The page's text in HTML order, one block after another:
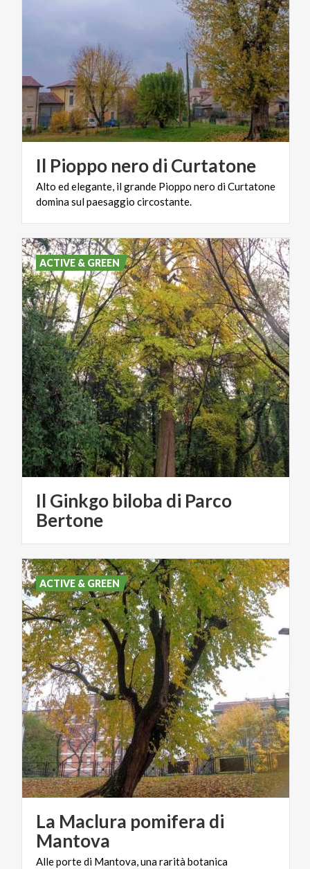
Il Pioppo nerodi Curtatone
Alto edelegante, ilgrande Pioppo nero diCurtatone
dominasulpaesaggio circostante.
Il Ginkgo biloba di Parco
Bertone
ACTIVE & GREEN
La Maclura pomifera di
Mantova
Alleportedi Mantova,unararitàbotanica
ACTIVE & GREEN